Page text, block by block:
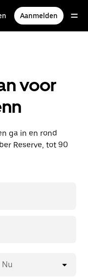
Aanmelden
voor
ga in en rond
Reserve, tot 90
Nu